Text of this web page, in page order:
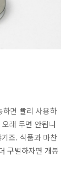
하면 빨리 사용하
래 두면 안됩니
죠. 식품과 마찬
구별하자면 개봉